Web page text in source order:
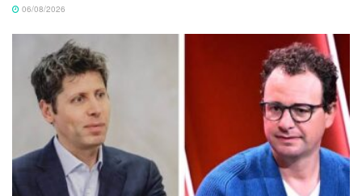
06/08/2026